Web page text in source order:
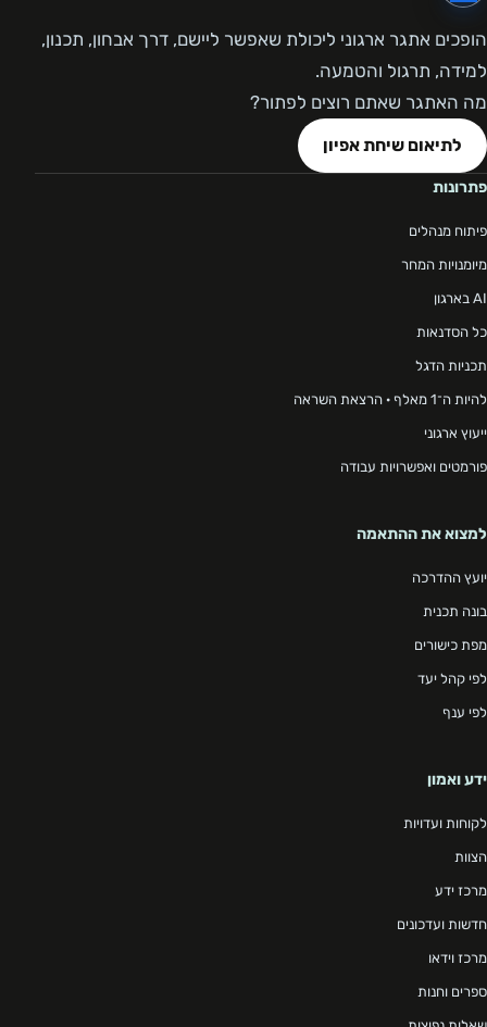
הופכים אתגר ארגוני ליכולת שאפשר ליישם, דרך אבחון, תכנון,
למידה, תרגול והטמעה.
מה האתגר שאתם רוצים לפתור?
לתיאום שיחת אפיון
פתרונות
פיתוח מנהלים
מיומנויות המחר
AI בארגון
כל הסדנאות
תכניות הדגל
להיות ה־1 מאלף · הרצאת השראה
ייעוץ ארגוני
פורמטים ואפשרויות עבודה
למצוא את ההתאמה
יועץ ההדרכה
בונה תכנית
מפת כישורים
לפי קהל יעד
לפי ענף
ידע ואמון
לקוחות ועדויות
הצוות
מרכז ידע
חדשות ועדכונים
מרכז וידאו
ספרים וחנות